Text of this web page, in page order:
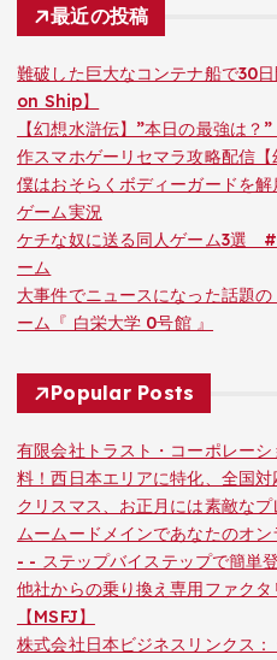
最近の投稿
難破した巨大なコンテナ船で30
on Ship】
【幻想水滸伝】”本日の最強は
作スマホゲーリセマラ攻略配信【
僕はおそらくボディーガードを
ゲーム実況
ケチな奴に送る同人ゲーム3
ーム
大事件でニュースになった話題
ーム『 白栄大学 0号館 』
Popular Posts
有限会社トラスト・コーポレー
料！西日本エリアに特化、全国対
クリスマス、お正月には素敵な
ムームードメインであなたのオ
- - ステップバイステップで簡単
他社からの乗り換え専用ファク
【MSFJ】
株式会社日本ビジネスリンクス